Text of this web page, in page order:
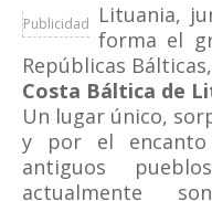
Publicidad
Lituania,
forma el
Repúblicas
Costa Báltica de
Un lugar único,
y por el
antiguos
actualmente